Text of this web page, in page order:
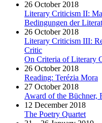
26 October 2018
Literary Criticism II:
Bedingungen der
26 October 2018
Literary Criticism III:
Critic
On Criteria of Literary
26 October 2018
Reading: Terézia Mora
27 October 2018
Award of the Büchner,
12 December 2018
The Poetry Quartet